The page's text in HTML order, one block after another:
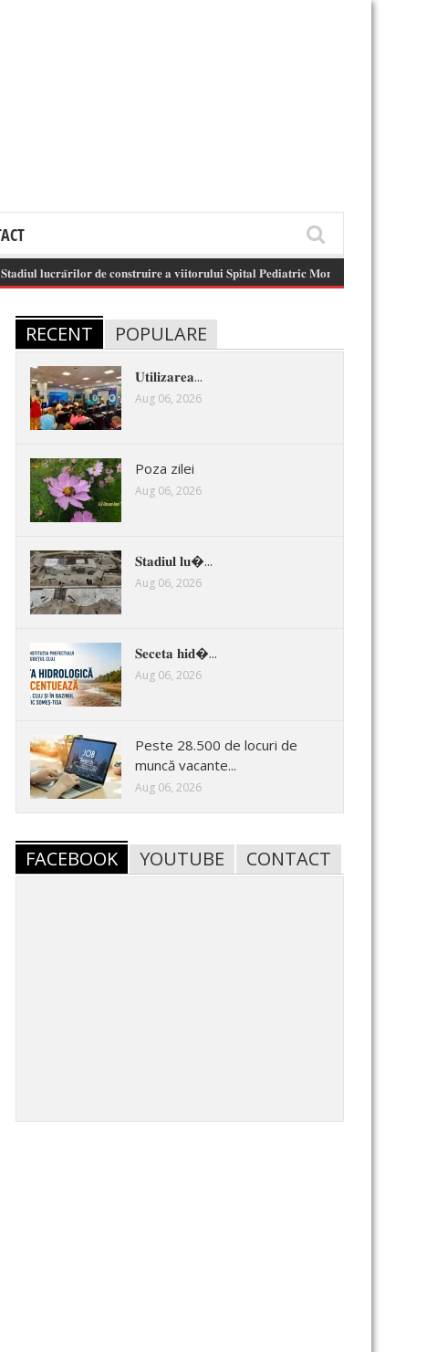
𝐝𝐞 𝐜𝐨𝐧𝐬𝐭𝐫𝐮𝐢𝐫𝐞 𝐚 𝐯𝐢𝐢𝐭𝐨𝐫𝐮𝐥𝐮𝐢 𝐒𝐩𝐢𝐭𝐚𝐥 𝐏𝐞𝐝𝐢𝐚𝐭𝐫𝐢𝐜 𝐌𝐨𝐧𝐨𝐛𝐥𝐨𝐜 .
RECENT POPULARE
𝐔𝐭𝐢𝐥𝐢𝐳𝐚𝐫𝐞𝐚...
Aug 06, 2026
Poza zilei
Aug 06, 2026
𝐒𝐭𝐚𝐝𝐢𝐮𝐥 𝐥𝐮�...
Aug 06, 2026
𝐒𝐞𝐜𝐞𝐭𝐚 𝐡𝐢𝐝�...
Aug 06, 2026
Peste 28.500 de locuri de
muncă vacante...
Aug 06, 2026
FACEBOOK YOUTUBE CONTACT